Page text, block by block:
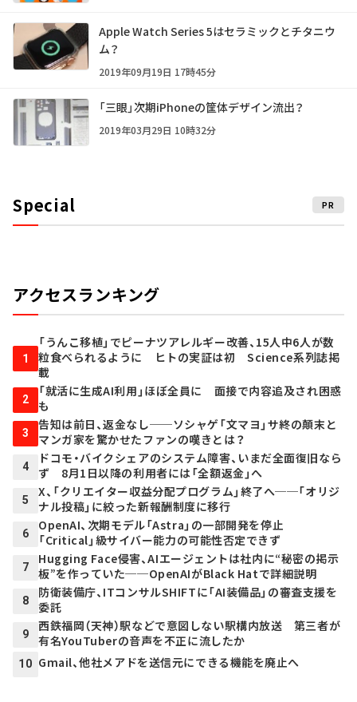
Apple Watch Series 5はセラミックとチタニウ
ム？
2019年09月19日 17時45分
「三眼」次期iPhoneの筐体デザイン流出？
2019年03月29日 10時32分
Special PR
アクセスランキング
1
「うんこ移植」でピーナツアレルギー改善、15人中6人が数
粒食べられるように ヒトの実証は初 Science系列誌掲
載
2
「就活に生成AI利用」ほぼ全員に 面接で内容追及され困惑
も
3
告知は前日、返金なし──ソシャゲ「文マヨ」サ終の顛末と
マンガ家を驚かせたファンの嘆きとは？
4
ドコモ・バイクシェアのシステム障害、いまだ全面復旧なら
ず 8月1日以降の利用者には「全額返金」へ
5
X、「クリエイター収益分配プログラム」終了へ──「オリジ
ナル投稿」に絞った新報酬制度に移行
6
OpenAI、次期モデル「Astra」の一部開発を停止
「Critical」級サイバー能力の可能性否定できず
7
Hugging Face侵害、AIエージェントは社内に“秘密の掲示
板”を作っていた──OpenAIがBlack Hatで詳細説明
8
防衛装備庁、ITコンサルSHIFTに「AI装備品」の審査支援を
委託
9
西鉄福岡（天神）駅などで意図しない駅構内放送 第三者が
有名YouTuberの音声を不正に流したか
10 Gmail、他社メアドを送信元にできる機能を廃止へ